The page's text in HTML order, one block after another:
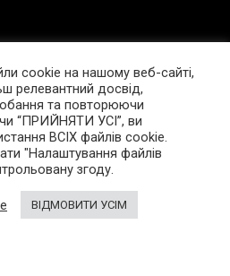
матеріалів
tumblr linkedin
cookie на нашому веб-сайті,
релевантний досвід,
та повторюючи
“ПРИЙНЯТИ УСІ”, ви
ВСІХ файлів cookie.
"Налаштування файлів
згоду.
ВІДМОВИТИ УСІМ